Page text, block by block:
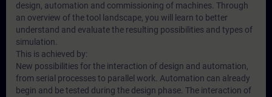
design, automation and commissioning of machines. Through
an overview of the tool landscape, you will learn to better
understand and evaluate the resulting possibilities and types of
simulation.
This is achieved by:
New possibilities for the interaction of design and automation,
from serial processes to parallel work. Automation can already
begin and be tested during the design phase. The interaction of